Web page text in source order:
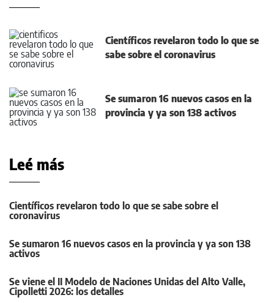
Científicos revelaron todo lo que se
sabe sobre el coronavirus
Se sumaron 16 nuevos casos en la
provincia y ya son 138 activos
Leé más
Científicos revelaron todo lo que se sabe sobre el
coronavirus
Se sumaron 16 nuevos casos en la provincia y ya son 138
activos
Se viene el II Modelo de Naciones Unidas del Alto Valle,
Cipolletti 2026: los detalles